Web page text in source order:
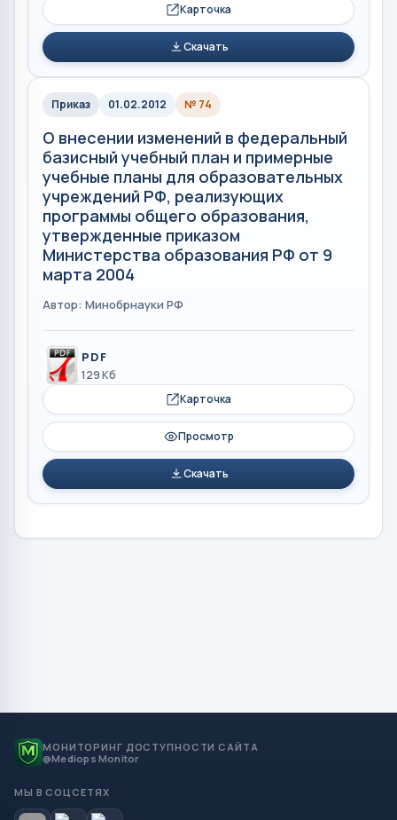
Карточка
Скачать
Приказ 01.02.2012 № 74
О внесении изменений в федеральный
базисный учебный план и примерные
учебные планы для образовательных
учреждений РФ, реализующих
программы общего образования,
утвержденные приказом
Министерства образования РФ от 9
марта 2004
Автор: Минобрнауки РФ
PDF
129 Кб
Карточка
Просмотр
Скачать
МОНИТОРИНГ ДОСТУПНОСТИ САЙТА
@Mediops Monitor
МЫ В СОЦСЕТЯХ